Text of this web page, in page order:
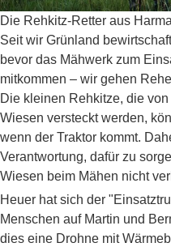
Die Rehkitz-Retter aus
Seit wir Grünland
bevor das Mähwerk zum
mitkommen – wir gehen
Die kleinen Rehkitze, die
Wiesen versteckt werden,
wenn der Traktor kommt.
Verantwortung, dafür zu
Wiesen beim Mähen nicht
Heuer hat sich der
Menschen auf Martin und
dies eine Drohne mit